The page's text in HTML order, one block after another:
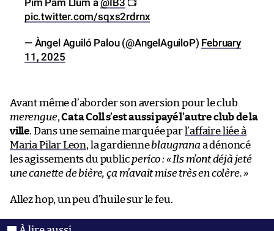
pic.twitter.com/sqxs2rdrnx
— Àngel Aguiló Palou (@AngelAguiloP) February
11, 2025
Avant même d’aborder son aversion pour le club
merengue,Cata Coll s’est aussi payé l’autre club de la
ville. Dans une semaine marquée par l’affaire liée à
Maria Pilar Leon, la gardienneblaugrana a dénoncé
les agissements du public perico :« Ils m’ont déjà jeté
une canette de bière, ça m’avait mise très en colère. »
Allez hop, un peu d’huile sur le feu.